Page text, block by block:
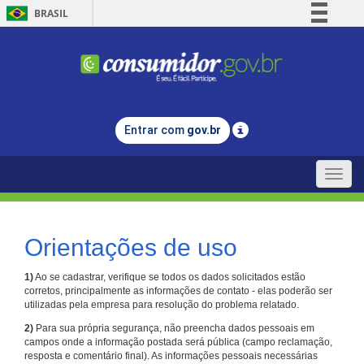
BRASIL
Comunica BR
Legislação
Entrar com gov.br
Toggle
Orientações de uso
1)Ao se cadastrar, verifique se todos os dados solicitados estão
corretos, principalmente as informações de contato - elas poderão ser
utilizadas pela empresa para resolução do problema relatado.
2) Para sua própria segurança, não preencha dados pessoais em
campos onde a informação postada será pública (campo reclamação,
resposta e comentário final). As informações pessoais necessárias